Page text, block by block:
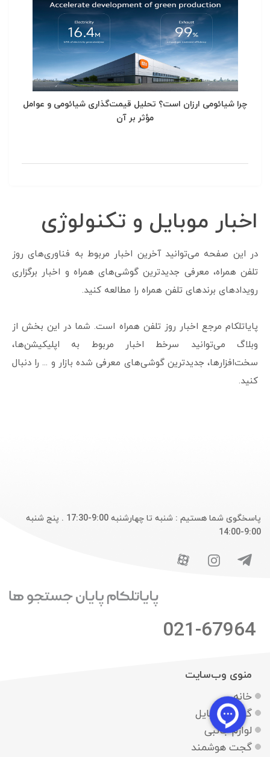
چرا شیائومی ارزان است؟ تحلیل قیمت‌گذاری شیائومی و عوامل
مؤثر بر آن
اخبار موبایل و تکنولوژی
در این صفحه می‌توانید آخرین اخبار مربوط به فناوری‌های روز
تلفن همراه، معرفی جدیدترین گوشی‌های همراه و اخبار برگزاری
رویدادهای برندهای تلفن همراه را مطالعه کنید.
پایاتلکام مرجع اخبار روز تلفن همراه است. شما در این بخش از
وبلاگ می‎‌توانید سرخط اخبار مربوط به اپلیکیشن‌ها،
سخت‌افزارها، جدیدترین گوشی‌‌های معرفی شده بازار و ... را دنبال
کنید.
پاسخگوی شما هستیم : شنبه تا چهارشنبه 9:00-17:30 . پنج شنبه
9:00-14:00
021-67964
منوی وب‌سایت
خانه
گوشی موبایل
لوازم جانبی
گجت هوشمند